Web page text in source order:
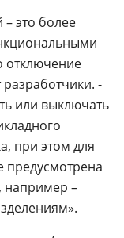
это более
отключение
разработчики. -
или выключать
при этом для
предусмотрена
например –